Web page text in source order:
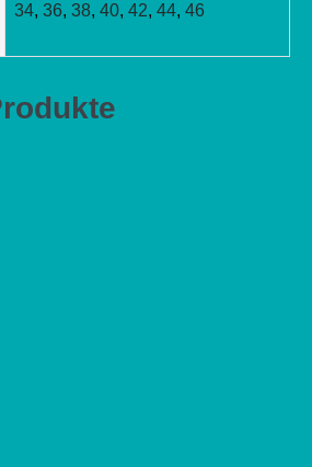
34, 36, 38, 40, 42, 44, 46